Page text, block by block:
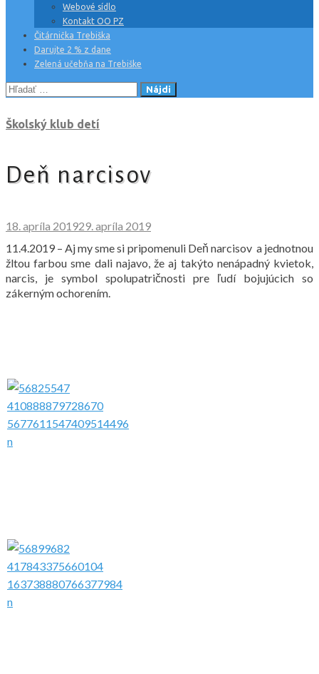
Webové sídlo
Kontakt OO PZ
Čitárnička Trebiška
Darujte 2 % z dane
Zelená učebňa na Trebiške
Hľadať:
Školský klub detí
Deň narcisov
18. apríla 201929. apríla 2019
11.4.2019 – Aj my sme si pripomenuli Deň narcisov a jednotnou
žltou farbou sme dali najavo, že aj takýto nenápadný kvietok,
narcis, je symbol spolupatričnosti pre ľudí bojujúcich so
zákerným ochorením.